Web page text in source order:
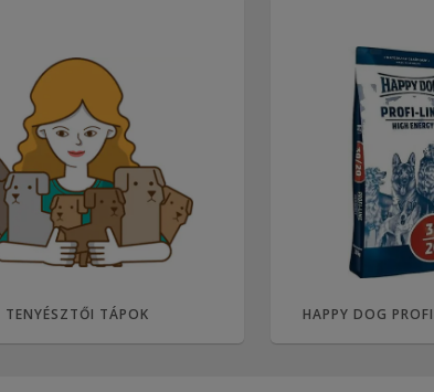
TENYÉSZTŐI TÁPOK HAPPY DOG